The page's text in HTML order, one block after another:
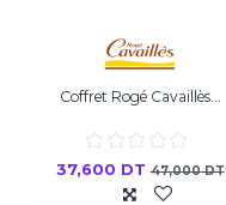
Coffret Rogé Cavaillès...
37,600 DT47,000 DT